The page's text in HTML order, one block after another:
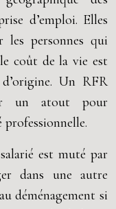
d’emploi. Elles
personnes qui
coût de la vie est
Un RFR
un atout pour
professionnelle.
est muté par
dans une autre
déménagement si